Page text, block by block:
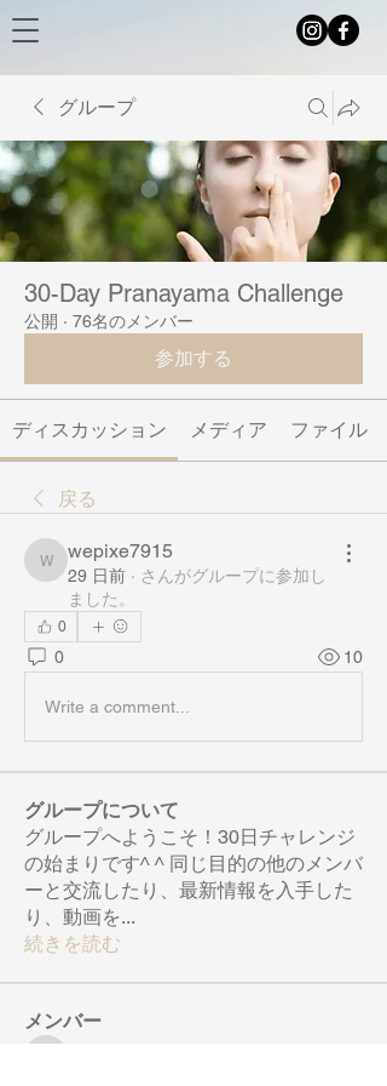
グループ
30-Day Pranayama Challenge
公開 · 76名のメンバー
参加する
ディスカッション メディア ファイル
戻る
wepixe7915
wepixe7915
29 日前 · さんがグループに参加し
ました。
0
0 10
Write a comment...
グループについて
グループへようこそ！30日チャレンジ
の始まりです^ ^ 同じ目的の他のメンバ
ーと交流したり、最新情報を入手した
り、動画を...
続きを読む
メンバー